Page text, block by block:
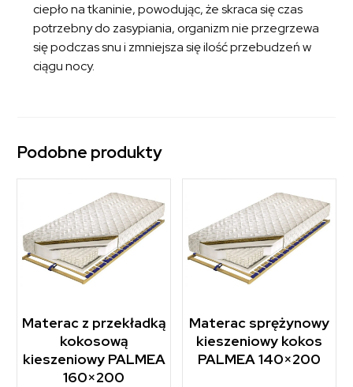
ciepło na tkaninie, powodując, że skraca się czas
potrzebny do zasypiania, organizm nie przegrzewa
się podczas snu i zmniejsza się ilość przebudzeń w
ciągu nocy.
Podobne produkty
Materac z przekładką
kokosową
kieszeniowy PALMEA
160×200
Materac sprężynowy
kieszeniowy kokos
PALMEA 140×200